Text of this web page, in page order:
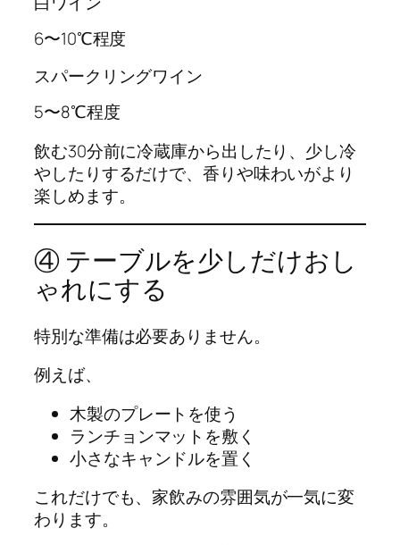
6〜10℃程度
スパークリングワイン
5〜8℃程度
飲む30分前に冷蔵庫から出したり、少し冷
やしたりするだけで、香りや味わいがより
楽しめます。
④ テーブルを少しだけおし
ゃれにする
特別な準備は必要ありません。
例えば、
木製のプレートを使う
ランチョンマットを敷く
小さなキャンドルを置く
これだけでも、家飲みの雰囲気が一気に変
わります。